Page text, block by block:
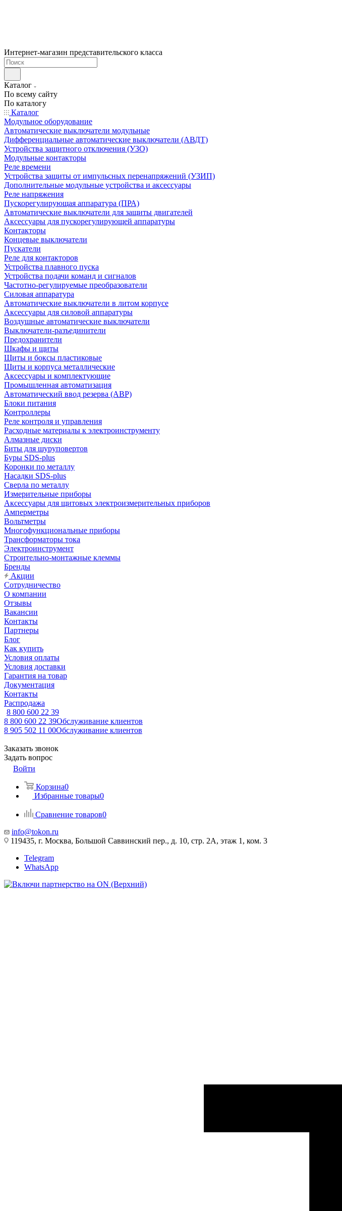
Интернет-магазин представительского класса
Каталог
По всему сайту
По каталогу
Каталог
Модульное оборудование
Автоматические выключатели модульные
Дифференциальные автоматические выключатели (АВДТ)
Устройства защитного отключения (УЗО)
Модульные контакторы
Реле времени
Устройства защиты от импульсных перенапряжений (УЗИП)
Дополнительные модульные устройства и аксессуары
Реле напряжения
Пускорегулирующая аппаратура (ПРА)
Автоматические выключатели для защиты двигателей
Аксессуары для пускорегулирующей аппаратуры
Контакторы
Концевые выключатели
Пускатели
Реле для контакторов
Устройства плавного пуска
Устройства подачи команд и сигналов
Частотно-регулируемые преобразователи
Силовая аппаратура
Автоматические выключатели в литом корпусе
Аксессуары для силовой аппаратуры
Воздушные автоматические выключатели
Выключатели-разъединители
Предохранители
Шкафы и щиты
Щиты и боксы пластиковые
Щиты и корпуса металлические
Аксессуары и комплектующие
Промышленная автоматизация
Автоматический ввод резерва (АВР)
Блоки питания
Контроллеры
Реле контроля и управления
Расходные материалы к электроинструменту
Алмазные диски
Биты для шуруповертов
Буры SDS-plus
Коронки по металлу
Насадки SDS-plus
Сверла по металлу
Измерительные приборы
Аксессуары для щитовых электроизмерительных приборов
Амперметры
Вольтметры
Многофункциональные приборы
Трансформаторы тока
Электроинструмент
Строительно-монтажные клеммы
Бренды
Акции
Сотрудничество
О компании
Отзывы
Вакансии
Контакты
Партнеры
Блог
Как купить
Условия оплаты
Условия доставки
Гарантия на товар
Документация
Контакты
Распродажа
8 800 600 22 39
8 800 600 22 39Обслуживание клиентов
8 905 502 11 00Обслуживание клиентов
Заказать звонок
Задать вопрос
Войти
Корзина0
Избранные товары0
Сравнение товаров0
info@tokon.ru
119435, г. Москва, Большой Саввинский пер., д. 10, стр. 2А, этаж 1, ком. 3
Telegram
WhatsApp